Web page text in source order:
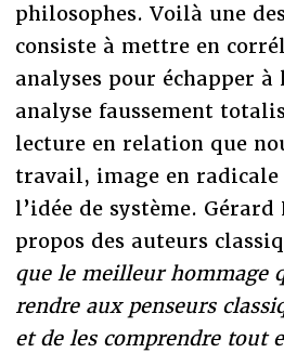
philosophes. Voilà une
consiste à mettre en
analyses pour échapper à
analyse faussement
lecture en relation que
travail, image en
l’idée de système.
propos des auteurs
que le meilleur hommage
rendre aux penseurs
et de les comprendre tout